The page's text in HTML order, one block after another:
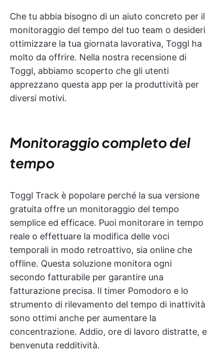
Che tu abbia bisogno di un aiuto concreto per il
monitoraggio del tempo del tuo team o desideri
ottimizzare la tua giornata lavorativa, Toggl ha
molto da offrire. Nella nostra recensione di
Toggl, abbiamo scoperto che gli utenti
apprezzano questa app per la produttività per
diversi motivi.
Monitoraggio completo del
tempo
Toggl Track è popolare perché la sua versione
gratuita offre un monitoraggio del tempo
semplice ed efficace. Puoi monitorare in tempo
reale o effettuare la modifica delle voci
temporali in modo retroattivo, sia online che
offline. Questa soluzione monitora ogni
secondo fatturabile per garantire una
fatturazione precisa. Il timer Pomodoro e lo
strumento di rilevamento del tempo di inattività
sono ottimi anche per aumentare la
concentrazione. Addio, ore di lavoro distratte, e
benvenuta redditività.